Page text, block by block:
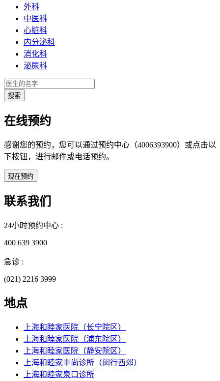
外科
中医科
心脏科
内分泌科
消化科
泌尿科
在线预约
感谢您的预约，您可以通过预约中心（4006393900）或点击以
下按钮，进行邮件或电话预约。
联系我们
24小时预约中心 :
400 639 3900
急诊 :
(021) 2216 3999
地点
上海和睦家医院（长宁院区）
上海和睦家医院（浦东院区）
上海和睦家医院（静安院区）
上海和睦家丰尚诊所（闵行西郊）
上海和睦家泉口诊所